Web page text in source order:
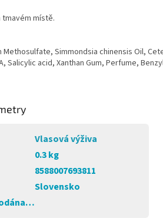
tmavém místě.
Methosulfate, Simmondsia chinensis Oil,
Salicylic acid, Xanthan Gum, Perfume,
Vlasová výživa
0.3 kg
8588007693811
Slovensko